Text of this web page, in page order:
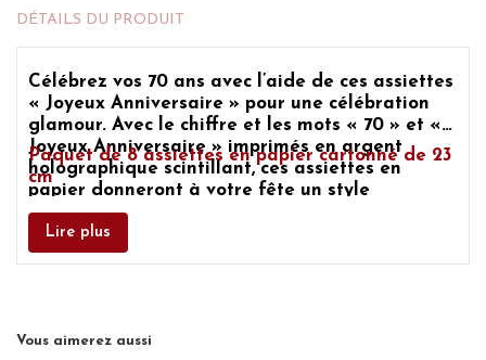
DÉTAILS DU PRODUIT
Célébrez vos 70 ans avec l’aide de ces assiettes
« Joyeux Anniversaire » pour une célébration
glamour. Avec le chiffre et les mots « 70 » et «
Joyeux Anniversaire » imprimés en argent
holographique scintillant, ces assiettes en
papier donneront à votre fête un style
chic supplémentaire. Chaque assiette noire est
ornée d’un joli motif de points d’or et d’argent
sur le pourtour et de tourbillons d’étoiles
Paquet de 8 assiettes en papier cartonné de 23
cm
Lire plus
Vous aimerez aussi